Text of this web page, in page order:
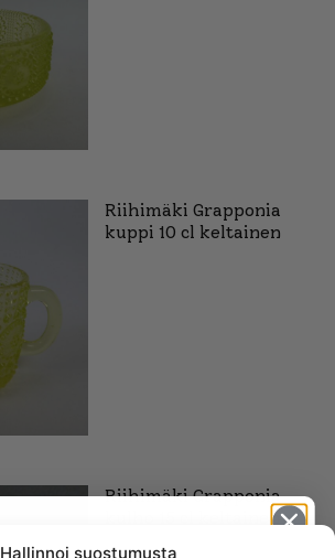
Hallinnoi suostumusta
Riihimäki Grapponia
kuppi 10 cl keltainen
Riihimäki Grapponia
kulho 15 cl keltainen